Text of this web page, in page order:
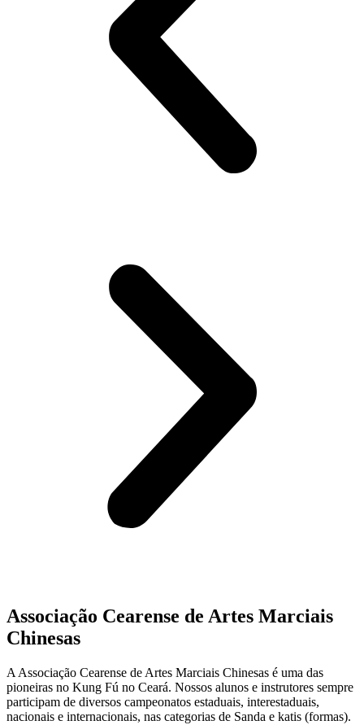
Associação Cearense de Artes Marciais
Chinesas
A Associação Cearense de Artes Marciais Chinesas é uma das
pioneiras no Kung Fú no Ceará. Nossos alunos e instrutores sempre
participam de diversos campeonatos estaduais, interestaduais,
nacionais e internacionais, nas categorias de Sanda e katis (formas).